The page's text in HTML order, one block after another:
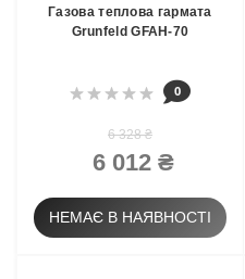
Газова теплова гармата
Grunfeld GFAH-70
0
6 328 ₴
6 012 ₴
НЕМАЄ В НАЯВНОСТІ